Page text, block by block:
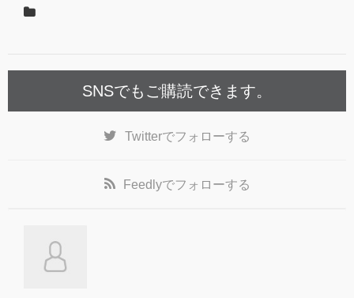
SNSでもご購読できます。
Twitterでフォローする
Feedlyでフォローする